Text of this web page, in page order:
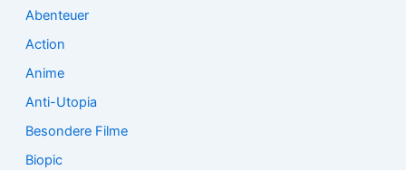
Abenteuer
Action
Anime
Anti-Utopia
Besondere Filme
Biopic